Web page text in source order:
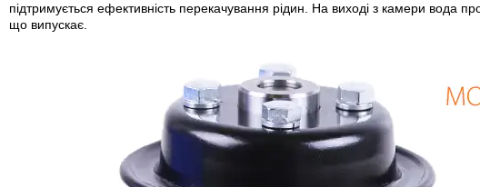
підтримується ефективність перекачування рідин. На виході з камери вода
що випускає.